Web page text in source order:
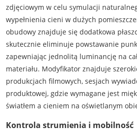
zdjęciowym w celu symulacji
wypełnienia cieni w dużych
obudowy znajduje się dodatkowa
skutecznie eliminuje powstawanie
zapewniając jednolitą luminancję na
materiału. Modyfikator znajduje
produkcjach filmowych, sesjach
produktowej, gdzie wymagane jest
światłem a cieniem na oświetlanym
Kontrola strumienia i mobilność